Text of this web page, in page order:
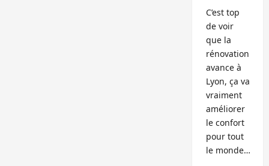
C’est top
de voir
que la
rénovation
avance à
Lyon, ça va
vraiment
améliorer
le confort
pour tout
le monde…